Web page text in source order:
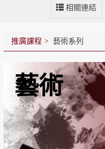
相關連結
推廣課程 藝術系列
藝術